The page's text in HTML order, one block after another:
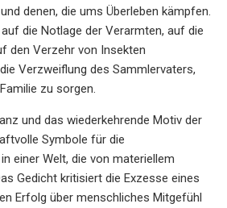
denen, die ums Überleben kämpfen.
die Notlage der Verarmten, auf die
den Verzehr von Insekten
Verzweiflung des Sammlervaters,
zu sorgen.
und das wiederkehrende Motiv der
Symbole für die
einer Welt, die von materiellem
Gedicht kritisiert die Exzesse eines
Erfolg über menschliches Mitgefühl